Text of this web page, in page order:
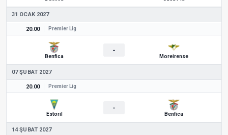
31 OCAK 2027
20.00 Premier Lig
Benfica
-
Moreirense
07 ŞUBAT 2027
20.00 Premier Lig
Estoril
-
Benfica
14 ŞUBAT 2027